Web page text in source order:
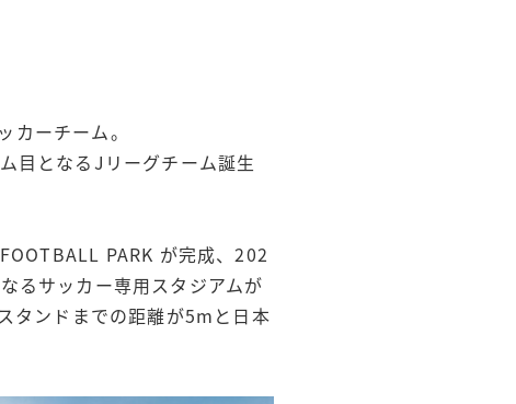
ーチーム。
目となるJリーグチーム誕生
PARK が完成、202
るサッカー専用スタジアムが
タンドまでの距離が5mと日本